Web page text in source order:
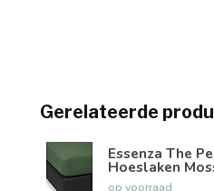
Gerelateerde
Essenza The
Hoeslaken
op voorraad